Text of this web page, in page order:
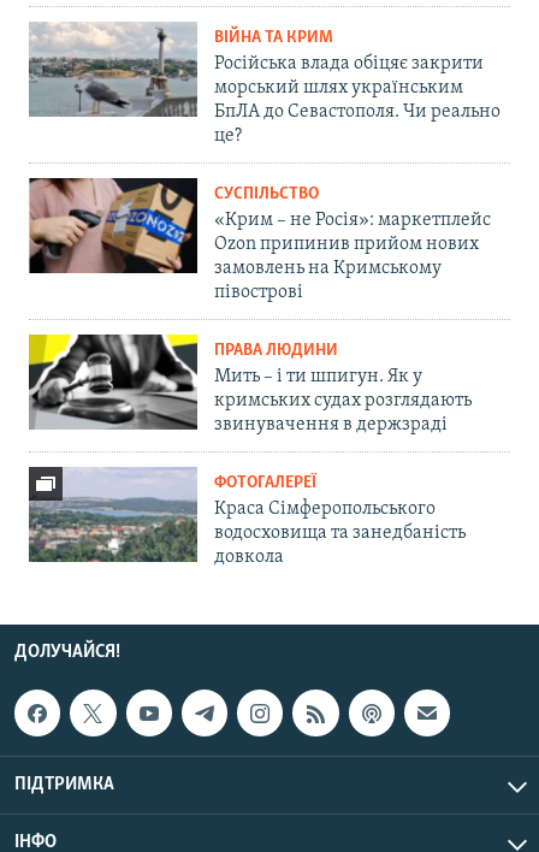
ВІЙНА ТА КРИМ
Російська влада обіцяє закрити
морський шлях українським
БпЛА до Севастополя. Чи реально
це?
СУСПІЛЬСТВО
«Крим – не Росія»: маркетплейс
Ozon припинив прийом нових
замовлень на Кримському
півострові
ПРАВА ЛЮДИНИ
Мить – і ти шпигун. Як у
кримських судах розглядають
звинувачення в держзраді
ФОТОГАЛЕРЕЇ
Краса Сімферопольського
водосховища та занедбаність
довкола
ДОЛУЧАЙСЯ!
ПІДТРИМКА
ІНФО